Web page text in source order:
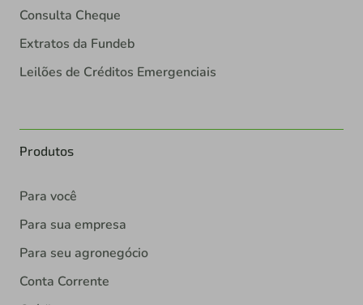
Consulta Cheque
Extratos da Fundeb
Leilões de Créditos Emergenciais
Produtos
Para você
Para sua empresa
Para seu agronegócio
Conta Corrente